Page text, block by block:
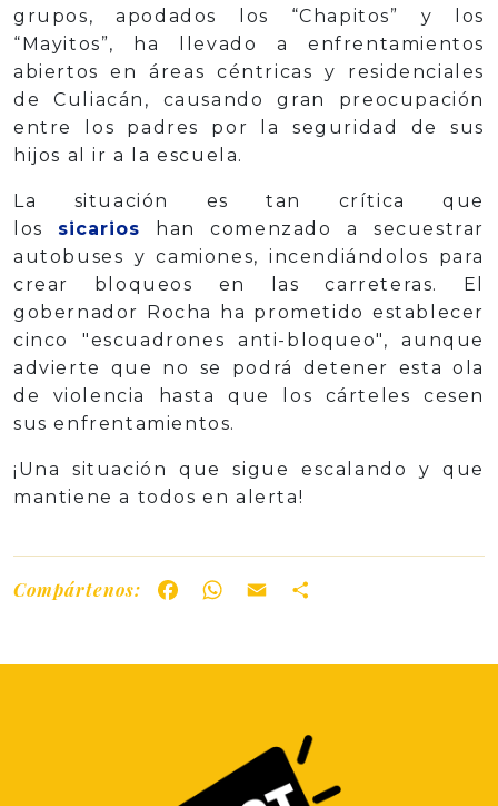
grupos, apodados los “Chapitos” y los
“Mayitos”, ha llevado a enfrentamientos
abiertos en áreas céntricas y residenciales
de Culiacán, causando gran preocupación
entre los padres por la seguridad de sus
hijos al ir a la escuela.
La situación es tan crítica que
los sicarios han comenzado a secuestrar
autobuses y camiones, incendiándolos para
crear bloqueos en las carreteras. El
gobernador Rocha ha prometido establecer
cinco "escuadrones anti-bloqueo", aunque
advierte que no se podrá detener esta ola
de violencia hasta que los cárteles cesen
sus enfrentamientos.
¡Una situación que sigue escalando y que
mantiene a todos en alerta!
Compártenos: FacebookWhatsApp
Email